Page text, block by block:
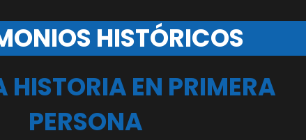
HISTÓRICOS
HISTORIA EN PRIMERA
PERSONA